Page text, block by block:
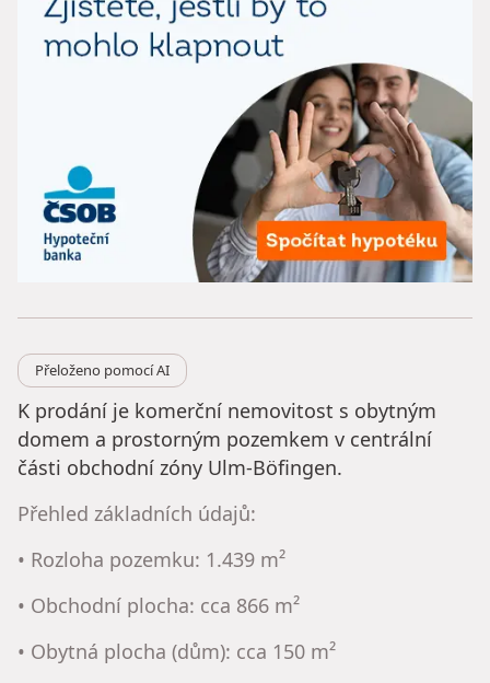
Přeloženo pomocí AI
K prodání je komerční nemovitost s obytným
domem a prostorným pozemkem v centrální
části obchodní zóny Ulm-Böfingen.
Přehled základních údajů:
• Rozloha pozemku: 1.439 m²
• Obchodní plocha: cca 866 m²
• Obytná plocha (dům): cca 150 m²